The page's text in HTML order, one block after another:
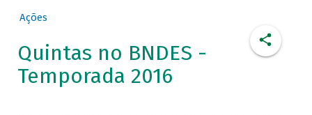
Ações
Quintas no BNDES -
Temporada 2016